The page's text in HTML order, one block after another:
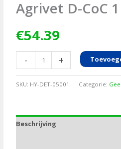
Agrivet D-CoC
€54.39
-
D-
CoC
+
SKU: HY-DET-05001 Categorie:
Beschrijving